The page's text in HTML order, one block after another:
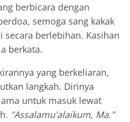
berbicara dengan
semoga sang kakak
berlebihan. Kasihan
berkata.
yang berkeliaran,
langkah. Dirinya
untuk masuk lewat
"Assalamu'alaikum, Ma."